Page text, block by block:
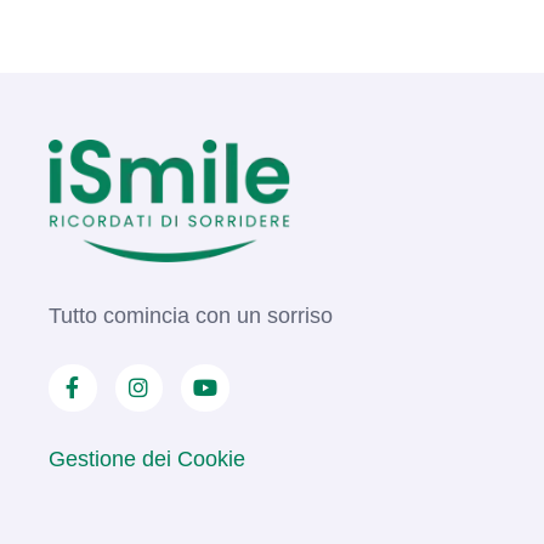
Tutto comincia con un sorriso
Gestione dei Cookie